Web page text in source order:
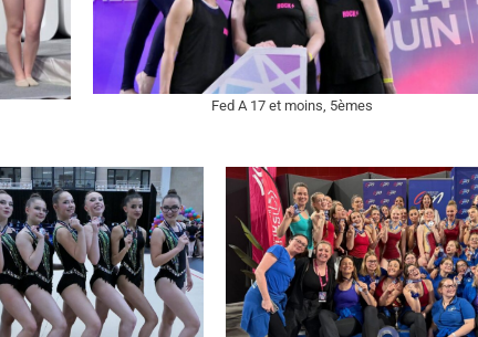
Fed A 17 et moins, 5èmes